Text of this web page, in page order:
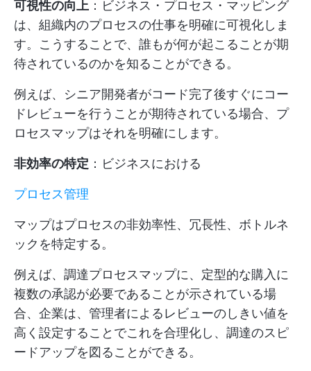
可視性の向上 ：ビジネス・プロセス・マッピング
は、組織内のプロセスの仕事を明確に可視化しま
す。こうすることで、誰もが何が起こることが期
待されているのかを知ることができる。
例えば、シニア開発者がコード完了後すぐにコー
ドレビューを行うことが期待されている場合、プ
ロセスマップはそれを明確にします。
非効率の特定 ：ビジネスにおける
プロセス管理
マップはプロセスの非効率性、冗長性、ボトルネ
ックを特定する。
例えば、調達プロセスマップに、定型的な購入に
複数の承認が必要であることが示されている場
合、企業は、管理者によるレビューのしきい値を
高く設定することでこれを合理化し、調達のスピ
ードアップを図ることができる。